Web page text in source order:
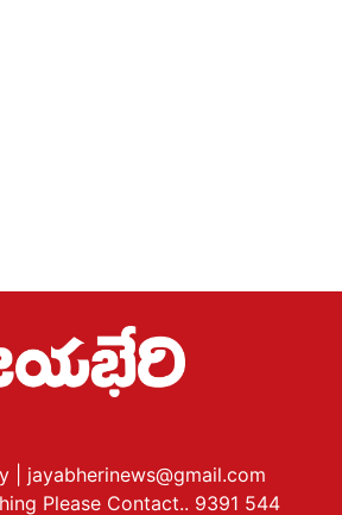
| jayabherinews@gmail.com
Please Contact.. 9391 544